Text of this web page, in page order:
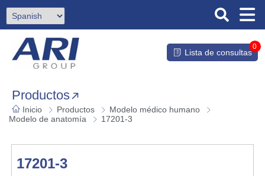
Lista de consultas
0
Productos
Inicio Productos
Modelo médico humano
Modelo de anatomía
17201-3
17201-3